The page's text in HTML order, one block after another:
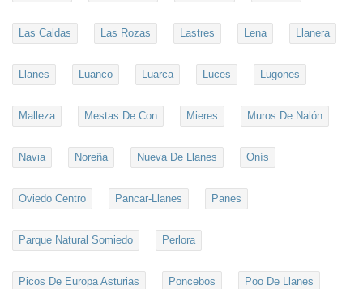
Las Caldas Las Rozas Lastres Lena Llanera
Llanes Luanco Luarca Luces Lugones
Malleza Mestas De Con Mieres Muros De Nalón
Navia Noreña Nueva De Llanes Onís
Oviedo Centro Pancar-Llanes Panes
Parque Natural Somiedo Perlora
Picos De Europa Asturias Poncebos Poo De Llanes